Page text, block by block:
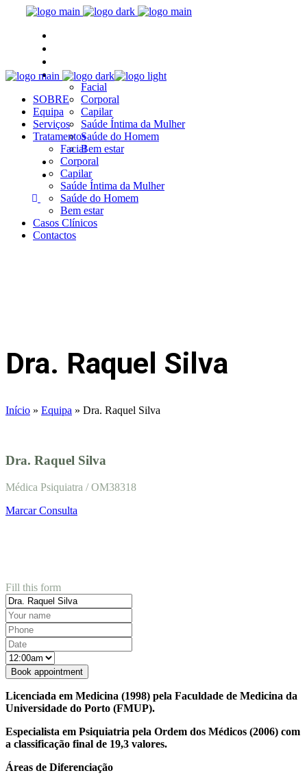
Tratamentos
Facial
Corporal
Capilar
Saúde Íntima da Mulher
Saúde do Homem
Bem estar
Casos Clínicos
Contactos
SOBRE
Equipa
Serviços
Tratamentos
Facial
Corporal
Capilar
Saúde Íntima da Mulher
Saúde do Homem
Bem estar
Casos Clínicos
Contactos
Dra. Raquel Silva
Início » Equipa » Dra. Raquel Silva
Dra. Raquel Silva
Médica Psiquiatra / OM38318
Marcar Consulta
Fill this form
Licenciada em Medicina (1998) pela Faculdade de Medicina da
Universidade do Porto (FMUP).
Especialista em Psiquiatria pela Ordem dos Médicos (2006) com
a classificação final de 19,3 valores.
Áreas de Diferenciação